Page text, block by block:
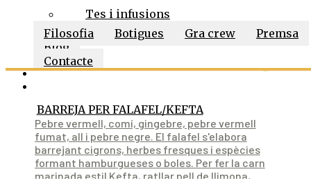
Tes i infusions
Filosofia
Botigues Gra crew
Premsa
Blog
Contacte
BARREJA PER FALAFEL/KEFTA
Pebre vermell, comí, gingebre, pebre vermell
fumat, all i pebre negre. El falafel s'elabora
barrejant cigrons, herbes fresques i espècies
formant hamburgueses o boles. Per fer la carn
marinada estil Kefta, ratllar pell de llimona,